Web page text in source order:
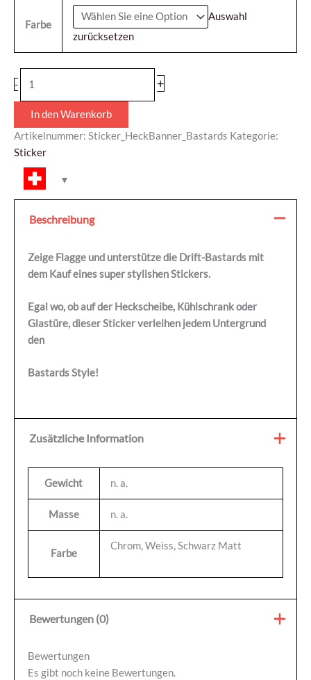
Farbe
Auswahl
zurücksetzen
- +
In den Warenkorb
Artikelnummer: Sticker_HeckBanner_Bastards Kategorie:
Sticker
Beschreibung
Zeige Flagge und unterstütze die Drift-Bastards mit
dem Kauf eines super stylishen Stickers.
Egal wo, ob auf der Heckscheibe, Kühlschrank oder
Glastüre, dieser Sticker verleihen jedem Untergrund
den
Bastards Style!
Zusätzliche Information
Gewicht n. a.
Masse n. a.
Farbe
Chrom, Weiss, Schwarz Matt
Bewertungen (0)
Bewertungen
Es gibt noch keine Bewertungen.